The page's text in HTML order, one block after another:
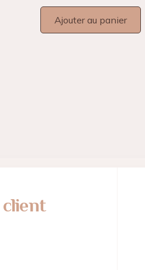
Ajouter au panier
client